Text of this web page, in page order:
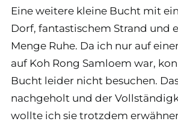
Eine weitere kleine Bucht mit
Dorf, fantastischem Strand und
Menge Ruhe. Da ich nur auf
auf Koh Rong Samloem war,
Bucht leider nicht besuchen.
nachgeholt und der
wollte ich sie trotzdem